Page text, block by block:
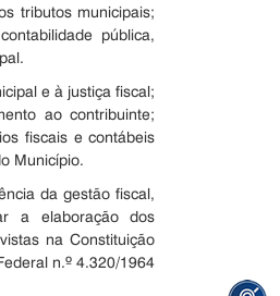
tributos municipais;
pública,
e à justiça fiscal;
ao contribuinte;
fiscais e contábeis
Município.
da gestão fiscal,
a elaboração dos
na Constituição
n.º 4.320/1964